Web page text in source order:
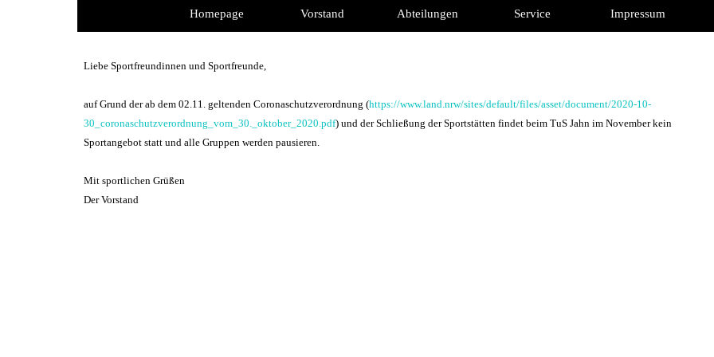
Menü überspringen
Homepage Vorstand Abteilungen ▼
Service ▼
Impressum
Liebe Sportfreundinnen und Sportfreunde,
auf Grund der ab dem 02.11. geltenden Coronaschutzverordnung (https://www.land.nrw/sites/default/files/asset/document/2020-10-
30_coronaschutzverordnung_vom_30._oktober_2020.pdf) und der Schließung der Sportstätten findet beim TuS Jahn im November kein
Sportangebot statt und alle Gruppen werden pausieren.
Mit sportlichen Grüßen
Der Vorstand